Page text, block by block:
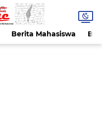
Berita Mahasiswa